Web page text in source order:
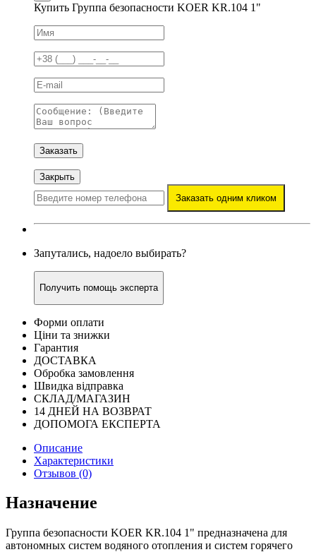
Купить Группа безопасности KOER KR.104 1"
Заказать
Закрыть
Заказать одним кликом
Запутались, надоело выбирать?
Получить помощь эксперта
Форми оплати
Ціни та знижки
Гарантия
ДОСТАВКА
Обробка замовлення
Швидка відправка
СКЛАД/МАГАЗИН
14 ДНЕЙ НА ВОЗВРАТ
ДОПОМОГА ЕКСПЕРТА
Описание
Характеристики
Отзывов (0)
Назначение
Группа безопасности KOER KR.104 1" предназначена для
автономных систем водяного отопления и систем горячего